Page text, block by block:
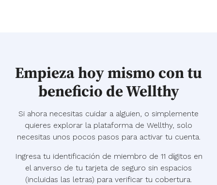
Empieza hoy mismo con tu
beneficio de Wellthy
Si ahora necesitas cuidar a alguien, o simplemente
quieres explorar la plataforma de Wellthy, solo
necesitas unos pocos pasos para activar tu cuenta.
Ingresa tu identificación de miembro de 11 dígitos en
el anverso de tu tarjeta de seguro sin espacios
(incluidas las letras) para verificar tu cobertura.